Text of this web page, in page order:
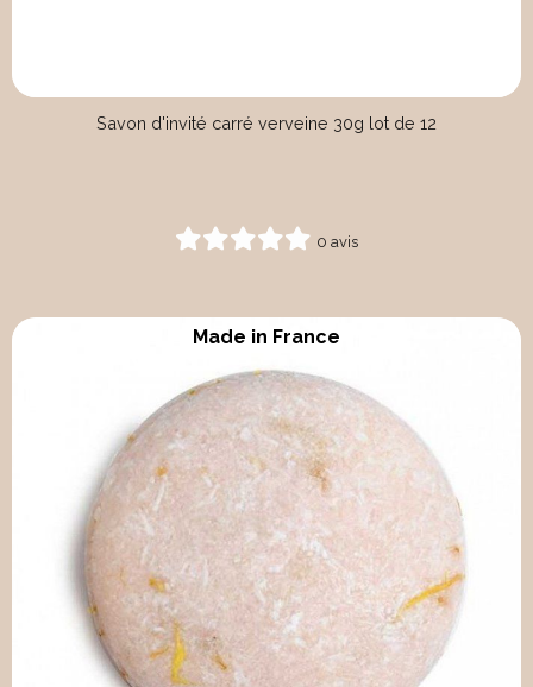
Savon d'invité carré verveine 30g lot de 12
0 avis
Made in France